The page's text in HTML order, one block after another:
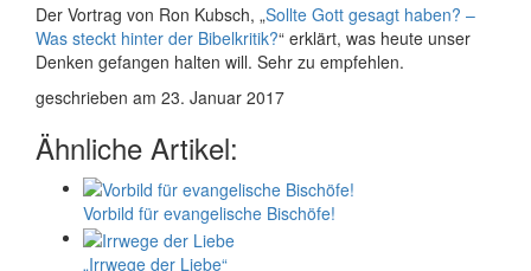
Der Vortrag von Ron Kubsch, „Sollte Gott gesagt haben? –
Was steckt hinter der Bibelkritik?“ erklärt, was heute unser
Denken gefangen halten will. Sehr zu empfehlen.
geschrieben am 23. Januar 2017
Ähnliche Artikel:
Vorbild für evangelische Bischöfe!
„Irrwege der Liebe“